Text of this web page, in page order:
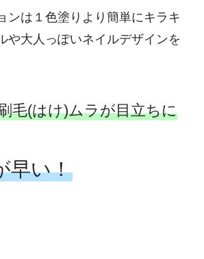
ンは１色塗りより簡単にキラキ
や大人っぽいネイルデザインを
毛(はけ)ムラが目立ちに
早い！